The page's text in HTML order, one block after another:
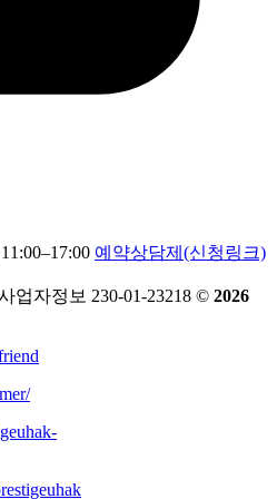
예약상담제(신청링크)
업자정보 230-01-23218 © 2026